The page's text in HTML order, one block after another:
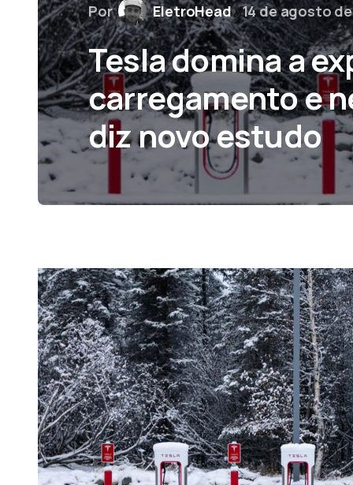
Por EletroHead 14 de agosto
Tesla domina a
carregamento e
diz novo estudo